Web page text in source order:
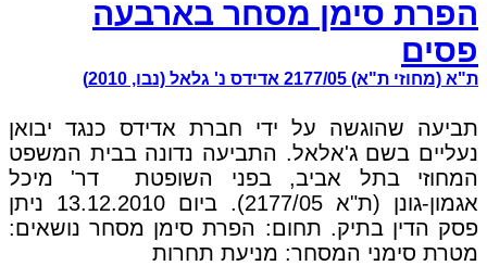
הפרת סימן מסחר בארבעה
פסים
ת"א (מחוזי ת"א) 2177/05 אדידס נ' גלאל (נבו, 2010)
תביעה שהוגשה על ידי חברת אדידס כנגד יבואן
נעליים בשם ג'אלאל. התביעה נדונה בבית המשפט
המחוזי בתל אביב, בפני השופטת דר' מיכל
אגמון-גונן (ת"א 2177/05). ביום 13.12.2010 ניתן
פסק הדין בתיק. תחום: הפרת סימן מסחר נושאים:
מטרת סימני המסחר: מניעת תחרות